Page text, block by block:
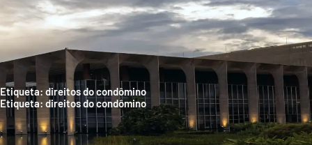
Etiqueta: direitos do condômino
Etiqueta: direitos do condômino